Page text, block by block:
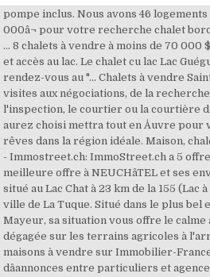
pompe inclus. Nous avons 46
000â¬ pour votre recherche chalet
... 8 chalets à vendre à moins de 70 000
et accès au lac. Le chalet cu lac Lac
rendez-vous au "... Chalets à vendre
visites aux négociations, de la
l'inspection, le courtier ou la courtière
aurez choisi mettra tout en Åuvre pour
rêves dans la région idéale. Maison,
- Immostreet.ch: ImmoStreet.ch a 5
meilleure offre à NEUCHâTEL et ses
situé au Lac Chat à 23 km de la 155 (Lac
ville de La Tuque. Situé dans le plus
Mayeur, sa situation vous offre le calme
dégagée sur les terrains agricoles à
maisons à vendre sur Immobilier-
dâannonces entre particuliers et